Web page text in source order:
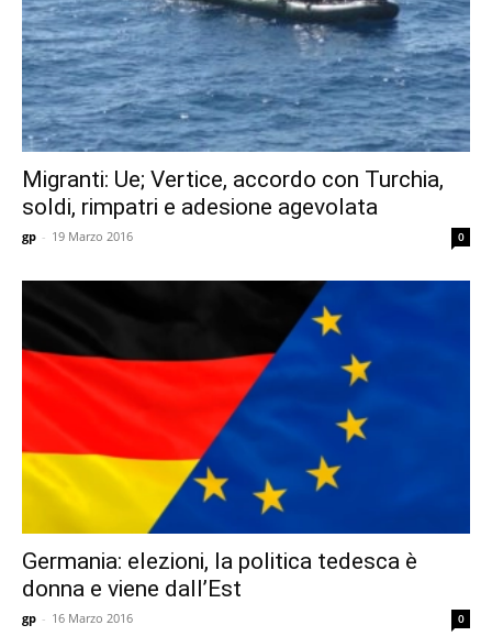
Migranti: Ue; Vertice, accordo con Turchia,
soldi, rimpatri e adesione agevolata
gp - 19 Marzo 2016 0
Germania: elezioni, la politica tedesca è
donna e viene dall’Est
gp - 16 Marzo 2016 0